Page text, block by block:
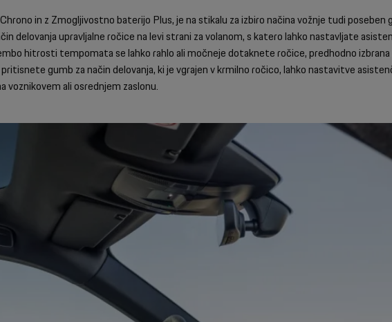
in z Zmogljivostno baterijo Plus, je na stikalu za izbiro načina vožnje tudi poseben
delovanja upravljalne ročice na levi strani za volanom, s katero lahko nastavljate
hitrosti tempomata se lahko rahlo ali močneje dotaknete ročice, predhodno
gumb za način delovanja, ki je vgrajen v krmilno ročico, lahko nastavitve
ali osrednjem zaslonu.